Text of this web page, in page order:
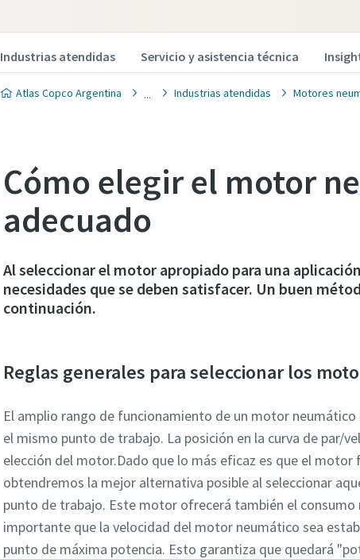
Industrias atendidas Servicio y asistencia técnica
Atlas Copco Argentina Industrias atendidas Motores
Cómo elegir el motor
adecuado
Al seleccionar el motor apropiado para una
necesidades que se deben satisfacer. Un buen
continuación.
Reglas generales para seleccionar los
El amplio rango de funcionamiento de un motor
el mismo punto de trabajo. La posición en la curva de par/
elección del motor.Dado que lo más eficaz es que el
obtendremos la mejor alternativa posible al seleccionar
punto de trabajo. Este motor ofrecerá también el
importante que la velocidad del motor neumático sea
punto de máxima potencia. Esto garantiza que quedará